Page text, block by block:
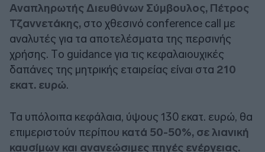
Αναπληρωτής Διευθύνων Σύμβουλος, Πέτρος
Τζαννετάκης, στο χθεσινό conference call με
αναλυτές για τα αποτελέσματα της περσινής
χρήσης. Tο guidance για τις κεφαλαιουχικές
δαπάνες της μητρικής εταιρείας είναι στα 210
εκατ. ευρώ.
Τα υπόλοιπα κεφάλαια, ύψους 130 εκατ. ευρώ, θα
επιμεριστούν περίπου κατά 50-50%, σε λιανική
καυσίμων και ανανεώσιμες πηγές ενέργειας.